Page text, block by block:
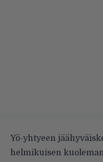
Yö-yhtyeen
helmikuisen